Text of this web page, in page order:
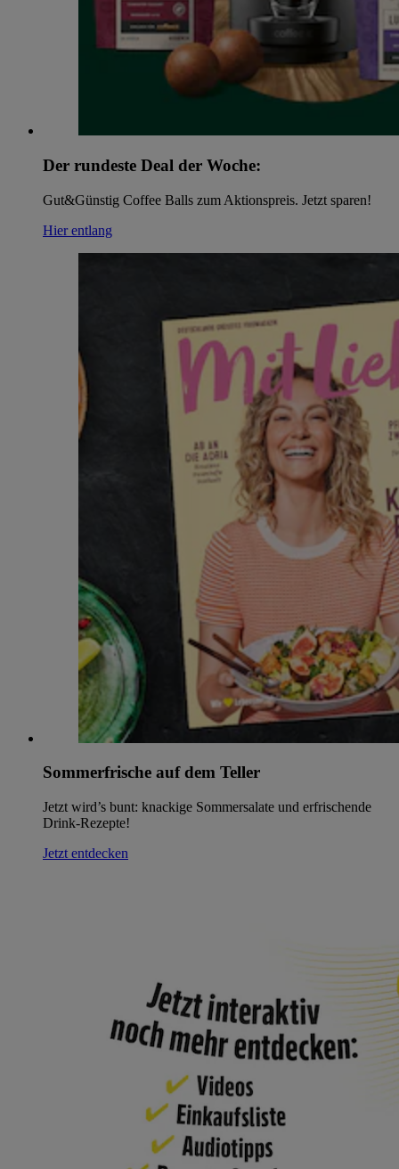
Der rundeste Deal der Woche:
Gut&Günstig Coffee Balls zum Aktionspreis. Jetzt sparen!
Hier entlang
Sommerfrische auf dem Teller
Jetzt wird’s bunt: knackige Sommersalate und erfrischende
Drink-Rezepte!
Jetzt entdecken